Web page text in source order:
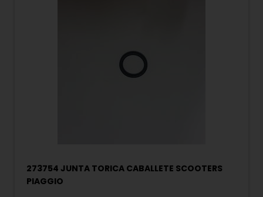
273754 JUNTA TORICA CABALLETE SCOOTERS
PIAGGIO